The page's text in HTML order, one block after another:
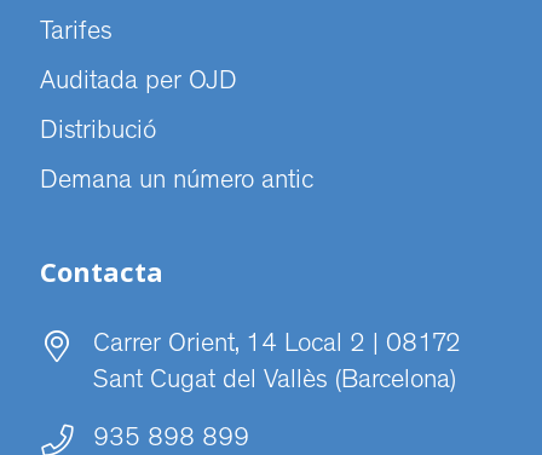
Tarifes
Auditada per OJD
Distribució
Demana un número antic
Contacta
Carrer Orient, 14 Local 2 | 08172
Sant Cugat del Vallès (Barcelona)
935 898 899